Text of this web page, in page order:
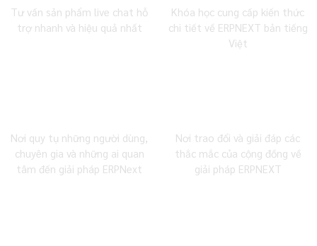
Tư vấn sản phẩm live chat hỗ
trợ nhanh và hiệu quả nhất
Khóa học cung cấp kiến thức
chi tiết về ERPNEXT bản tiếng
Việt
Nơi quy tụ những người dùng,
chuyên gia và những ai quan
tâm đến giải pháp ERPNext
Nơi trao đổi và giải đáp các
thắc mắc của cộng đồng về
giải pháp ERPNEXT